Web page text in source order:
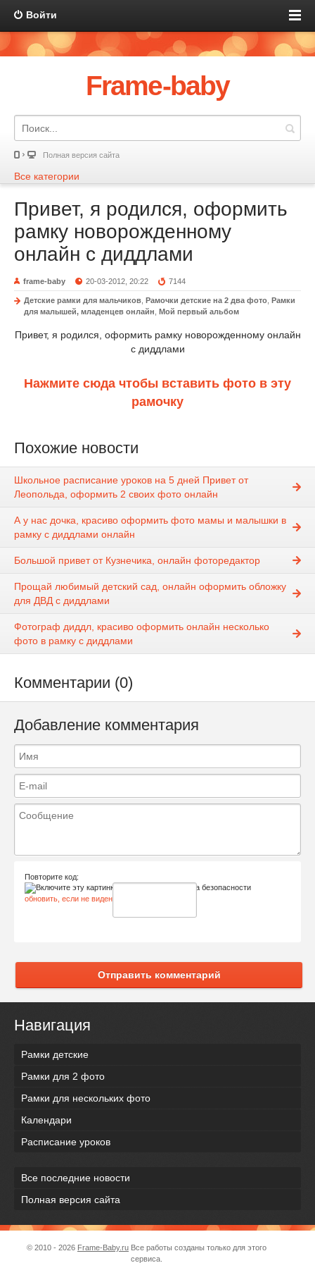
Войти
Frame-baby
Полная версия сайта
Все категории
Привет, я родился, оформить
рамку новорожденному
онлайн с диддлами
frame-baby 20-03-2012, 20:22 7144
Детские рамки для мальчиков Рамочки детские на 2 два фото Рамки
для малышей, младенцев онлайн Мой первый альбом
Привет, я родился, оформить рамку новорожденному онлайн
с диддлами
Нажмите сюда чтобы вставить фото в эту
рамочку
Похожие новости
Школьное расписание уроков на 5 дней Привет от
Леопольда, оформить 2 своих фото онлайн
А у нас дочка, красиво оформить фото мамы и малышки в
рамку с диддлами онлайн
Большой привет от Кузнечика, онлайн фоторедактор
Прощай любимый детский сад, онлайн оформить обложку
для ДВД с диддлами
Фотограф диддл, красиво оформить онлайн несколько
фото в рамку с диддлами
Комментарии (0)
Добавление комментария
Повторите код:
обновить, если не виден код
Отправить комментарий
Навигация
Рамки детские
Рамки для 2 фото
Рамки для нескольких фото
Календари
Расписание уроков
Все последние новости
Полная версия сайта
© 2010 - 2026 Frame-Baby.ru Все работы созданы только для этого
сервиса.